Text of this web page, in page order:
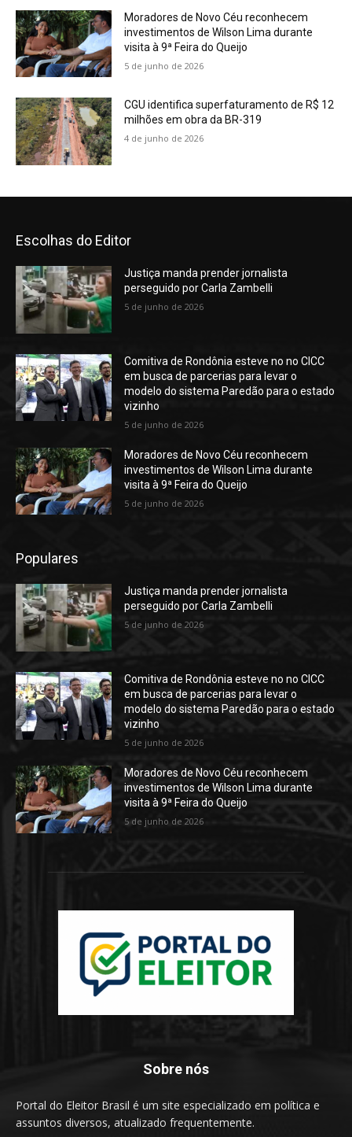
Moradores de Novo Céu reconhecem
investimentos de Wilson Lima durante
visita à 9ª Feira do Queijo
5 de junho de 2026
CGU identifica superfaturamento de R$ 12
milhões em obra da BR-319
4 de junho de 2026
Escolhas do Editor
Justiça manda prender jornalista
perseguido por Carla Zambelli
5 de junho de 2026
Comitiva de Rondônia esteve no no CICC
em busca de parcerias para levar o
modelo do sistema Paredão para o estado
vizinho
5 de junho de 2026
Moradores de Novo Céu reconhecem
investimentos de Wilson Lima durante
visita à 9ª Feira do Queijo
5 de junho de 2026
Populares
Justiça manda prender jornalista
perseguido por Carla Zambelli
5 de junho de 2026
Comitiva de Rondônia esteve no no CICC
em busca de parcerias para levar o
modelo do sistema Paredão para o estado
vizinho
5 de junho de 2026
Moradores de Novo Céu reconhecem
investimentos de Wilson Lima durante
visita à 9ª Feira do Queijo
5 de junho de 2026
Sobre nós
Portal do Eleitor Brasil é um site especializado em política e
assuntos diversos, atualizado frequentemente.